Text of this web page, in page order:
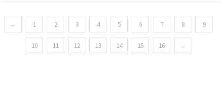
← 1 2 3 4 5 6 7 8 9
10 11 12 13 14 15 16 →